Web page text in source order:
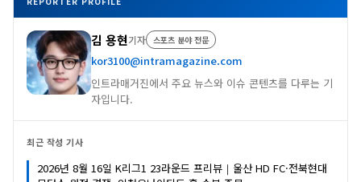
김 용현기자 스포츠 분야 전문
kor3100@intramagazine.com
인트라매거진에서 주요 뉴스와 이슈 콘텐츠를 다루는 기
자입니다.
최근 작성 기사
2026년 8월 16일 K리그1 23라운드 프리뷰｜울산 HD FC·전북현대